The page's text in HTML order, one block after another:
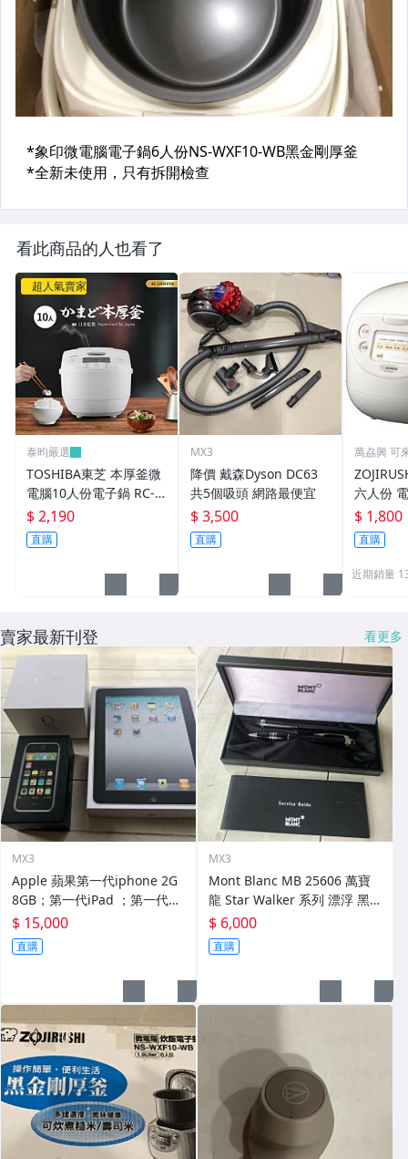
看此商品的人也看了
超人氣賣家
泰昀嚴選
TOSHIBA東芝 本厚釜微
電腦10人份電子鍋 RC-1
8DHNTW 另有特價 NS-
ZEF18 NS-ZLF18 NL-AA
F18
$ 2,190
直購
MX3
降價 戴森Dyson DC63
共5個吸頭 網路最便宜
$ 3,500
直購
萬劦興 可
六人份
0 米白色
限量20顆
$ 1,800
直購
近期銷量
賣家最新刊登 看更多
MX3
Apple 蘋果第一代iphone 2G
8GB；第一代iPad ；第一代Ap
ple Watch （合售）
$ 15,000
直購
MX3
Mont Blanc MB 25606 萬寶
龍 Star Walker 系列 漂浮 黑
桿 原子筆 （2隻合售）
$ 6,000
直購